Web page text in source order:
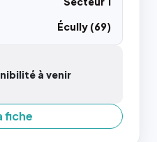
Écully (69)
à venir
fiche